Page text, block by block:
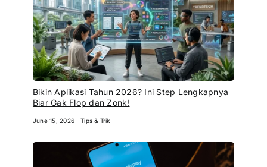
Bikin Aplikasi Tahun 2026? Ini Step Lengkapnya
Biar Gak Flop dan Zonk!
June 15, 2026 Tips & Trik